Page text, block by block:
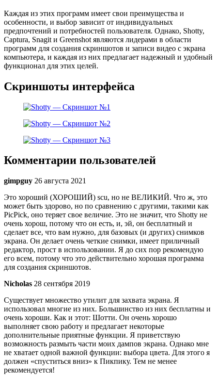
Каждая из этих программ имеет свои преимущества и
особенности, и выбор зависит от индивидуальных
предпочтений и потребностей пользователя. Однако, Shotty,
Captura, Snagit и Greenshot являются лидерами в области
программ для создания скриншотов и записи видео с экрана
компьютера, и каждая из них предлагает надежный и удобный
функционал для этих целей.
Скриншоты интерфейса
Комментарии пользователей
gimpguy 26 августа 2021
Это хороший (ХОРОШИЙ) scu, но не ВЕЛИКИЙ. Что ж, это
может быть здорово, но по сравнению с другими, такими как
PicPick, оно теряет свое величие. Это не значит, что Shotty не
очень хорош, потому что он есть, и, эй, он бесплатный и
сделает все, что вам нужно, для базовых (и других) снимков
экрана. Он делает очень четкие снимки, имеет приличный
редактор, прост в использовании. Я до сих пор рекомендую
его всем, потому что это действительно хорошая программа
для создания скриншотов.
Nicholas 28 сентября 2019
Существует множество утилит для захвата экрана. Я
использовал многие из них. Большинство из них бесплатны и
очень хороши. Как и этот: Шотти. Он очень хорошо
выполняет свою работу и предлагает некоторые
дополнительные приятные функции. Я приветствую
возможность размыть части моих дампов экрана. Однако мне
не хватает одной важной функции: выбора цвета. Для этого я
должен «спуститься вниз» к Пикпику. Тем не менее
рекомендуется!